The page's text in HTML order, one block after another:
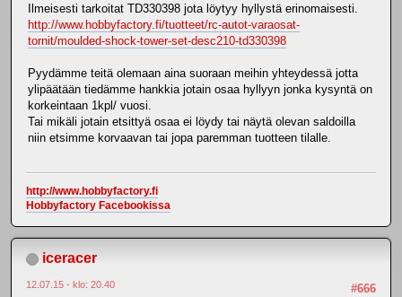
Ilmeisesti tarkoitat TD330398 jota löytyy hyllystä erinomaisesti.
http://www.hobbyfactory.fi/tuotteet/rc-autot-varaosat-
tornit/moulded-shock-tower-set-desc210-td330398
Pyydämme teitä olemaan aina suoraan meihin yhteydessä jotta
ylipäätään tiedämme hankkia jotain osaa hyllyyn jonka kysyntä on
korkeintaan 1kpl/ vuosi.
Tai mikäli jotain etsittyä osaa ei löydy tai näytä olevan saldoilla
niin etsimme korvaavan tai jopa paremman tuotteen tilalle.
http://www.hobbyfactory.fi
Hobbyfactory Facebookissa
iceracer
#666
12.07.15 - klo: 20.40